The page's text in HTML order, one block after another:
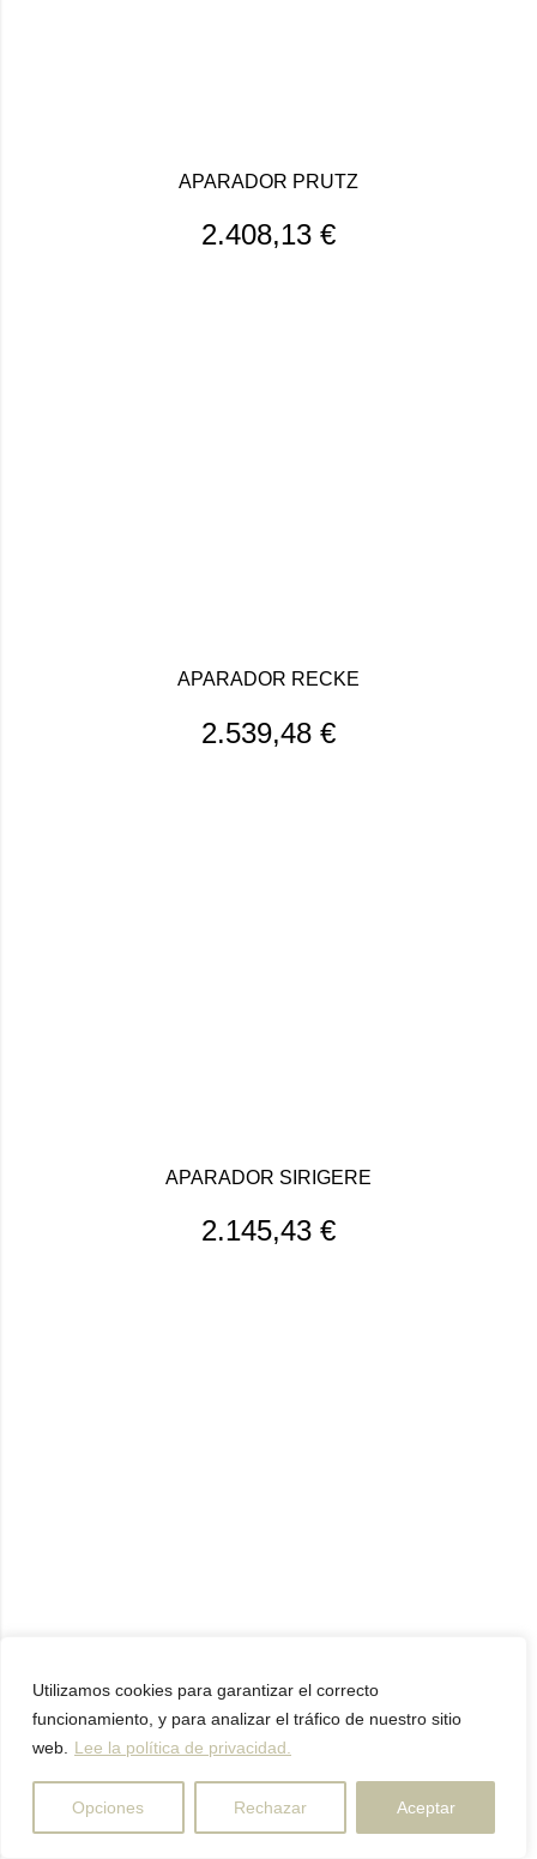
Utilizamos cookies para garantizar el correcto
funcionamiento, y para analizar el tráfico de nuestro sitio
web.
Lee la política de privacidad.
Opciones Rechazar Aceptar
APARADOR PRUTZ
2.408,13 €
APARADOR RECKE
2.539,48 €
APARADOR SIRIGERE
2.145,43 €
2.495,71€